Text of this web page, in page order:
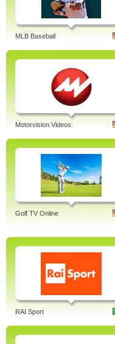
MLB Baseball
Motorvision Videos
Golf TV Online
RAI Sport